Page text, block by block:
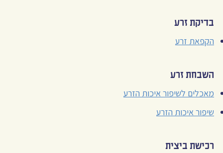
בדיקת זרע
הקפאת זרע
השבחת זרע
מאכלים לשיפור איכות הזרע
שיפור איכות הזרע
רכישת ביצית